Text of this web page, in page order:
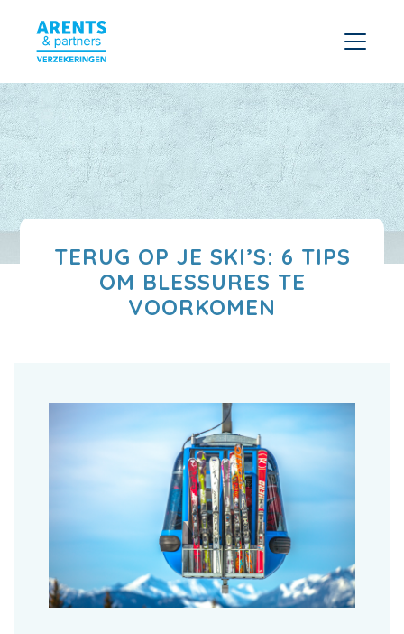
TERUG OP JE SKI’S: 6 TIPS
OM BLESSURES TE
VOORKOMEN